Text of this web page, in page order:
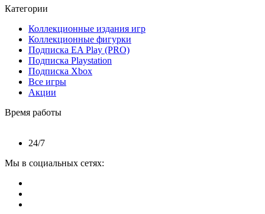
Категории
Коллекционные издания игр
Коллекционные фигурки
Подписка EA Play (PRO)
Подписка Playstation
Подписка Xbox
Все игры
Акции
Время работы
24/7
Мы в социальных сетях: